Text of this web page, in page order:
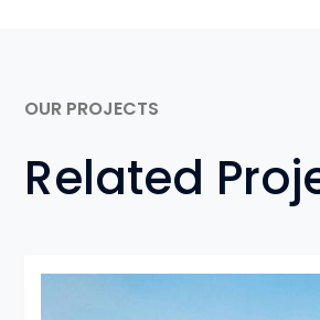
OUR PROJECTS
Related